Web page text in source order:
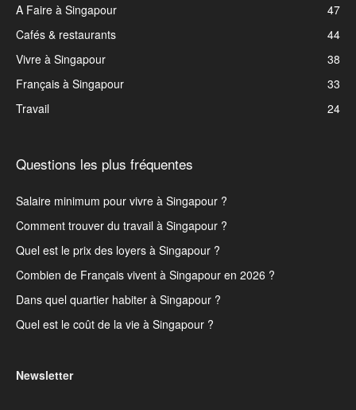
A Faire à Singapour
47
Cafés & restaurants
44
Vivre à Singapour
38
Français à Singapour
33
Travail
24
Questions les plus fréquentes
Salaire minimum pour vivre à Singapour ?
Comment trouver du travail à Singapour ?
Quel est le prix des loyers à Singapour ?
Combien de Français vivent à Singapour en 2026 ?
Dans quel quartier habiter à Singapour ?
Quel est le coût de la vie à Singapour ?
Newsletter